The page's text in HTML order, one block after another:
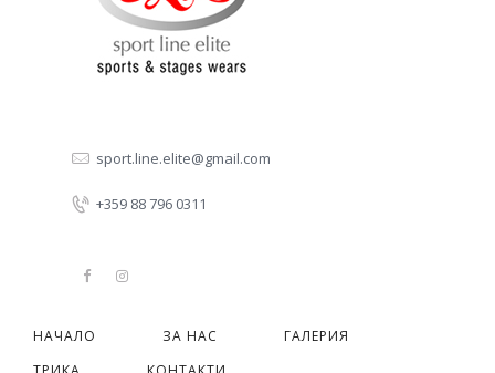
sport.line.elite@gmail.com
+359 88 796 0311
НАЧАЛО ЗА НАС
ГАЛЕРИЯ